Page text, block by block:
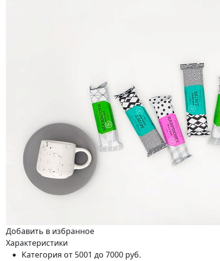
Добавить в избранное
Характеристики
Категория от 5001 до 7000 руб.